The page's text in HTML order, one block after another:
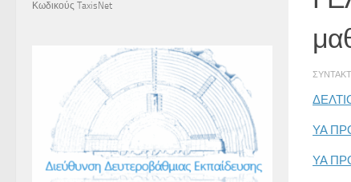
ΥΑ
ΥΑ
Κωδικούς TaxisNet